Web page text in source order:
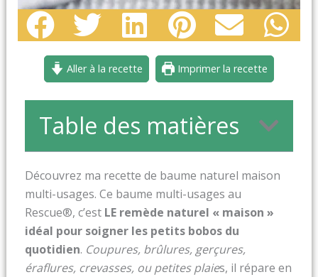
Aller à la recette Imprimer la recette
Table des matières
Découvrez ma recette de baume naturel maison
multi-usages. Ce baume multi-usages au
Rescue®, c’estLE remède naturel « maison »
idéal pour soigner les petits bobos du
quotidien. Coupures, brûlures, gerçures,
éraflures, crevasses, ou petites plaies, il répare en